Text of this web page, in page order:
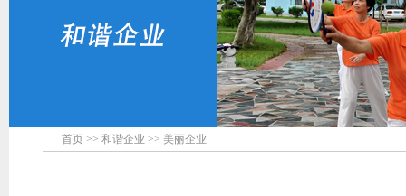
首页 >> 和谐企业 >> 美丽企业